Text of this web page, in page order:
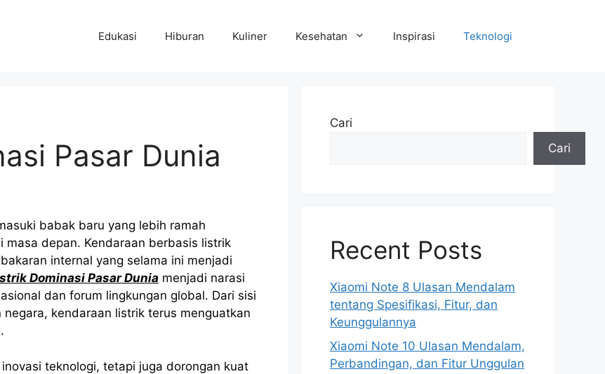
Edukasi Hiburan Kuliner Kesehatan Inspirasi Teknologi
Pasar Dunia
babak baru yang lebih ramah
depan. Kendaraan berbasis listrik
internal yang selama ini menjadi
Dominasi Pasar Dunia menjadi narasi
dan forum lingkungan global. Dari sisi
kendaraan listrik terus menguatkan
teknologi, tetapi juga dorongan kuat
Cari
Cari
Recent Posts
Xiaomi Note 8 Ulasan Mendalam
tentang Spesifikasi, Fitur, dan
Keunggulannya
Xiaomi Note 10 Ulasan Mendalam,
Perbandingan, dan Fitur Unggulan